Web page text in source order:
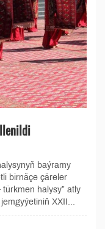
baýramy
birnäçe çäreler
halysy” atly
ХХII...